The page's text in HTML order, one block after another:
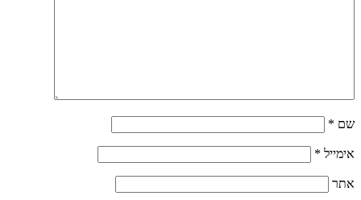
שם *
אימייל *
אתר